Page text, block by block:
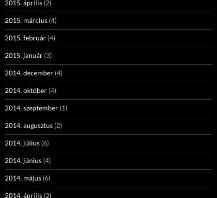
2015. április (2)
2015. március (4)
2015. február (4)
2015. január (3)
2014. december (4)
2014. október (4)
2014. szeptember (1)
2014. augusztus (2)
2014. július (6)
2014. június (4)
2014. május (6)
2014. április (2)